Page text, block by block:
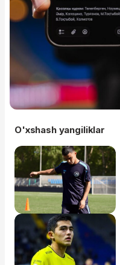
O'xshash yangiliklar